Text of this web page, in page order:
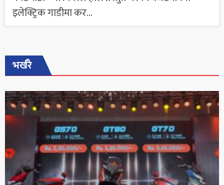
इलेक्ट्रिक गाडीमा कर...
भर्खरै